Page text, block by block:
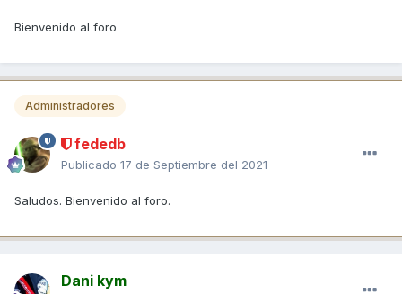
Bienvenido al foro
Administradores
fededb
Publicado 17 de Septiembre del 2021
Saludos. Bienvenido al foro.
Dani kym